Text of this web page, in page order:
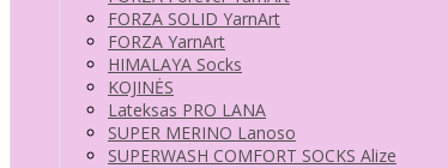
FORZA SOLID YarnArt
FORZA YarnArt
HIMALAYA Socks
KOJINĖS
Lateksas PRO LANA
SUPER MERINO Lanoso
SUPERWASH COMFORT SOCKS Alize